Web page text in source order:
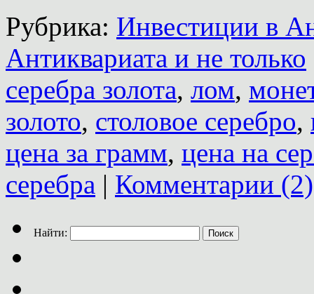
Рубрика: Инвестиции в
Антиквариата и не только
серебра золота, лом,
золото, столовое серебро,
цена за грамм, цена на
серебра | Комментарии (2)
Найти: